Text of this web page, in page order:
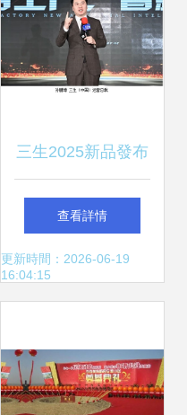
三生2025新品發布
會暨嘉年華慶典盛
大開啟
查看詳情
更新時間：2026-06-19
16:04:15